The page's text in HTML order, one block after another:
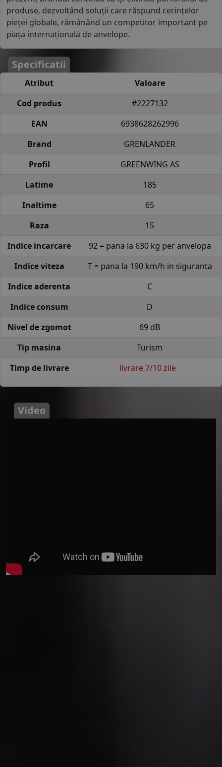
produse, dezvoltând soluții care răspund cerințelor
pieței globale, rămânând un competitor important pe
piața internațională de anvelope.
Specificatii
Atribut
Valoare
Cod produs
#2227132
EAN
6938628262996
Brand
GRENLANDER
Profil
GREENWING AS
Latime
185
Inaltime
65
Raza
15
Indice incarcare
92 = pana la 630 kg per anvelopa
Indice viteza
T = pana la 190 km/h in siguranta
Indice aderenta
C
Indice consum
D
Nivel de zgomot
69 dB
Tip masina
Turism
Timp de livrare
livrare 7/10 zile
Video